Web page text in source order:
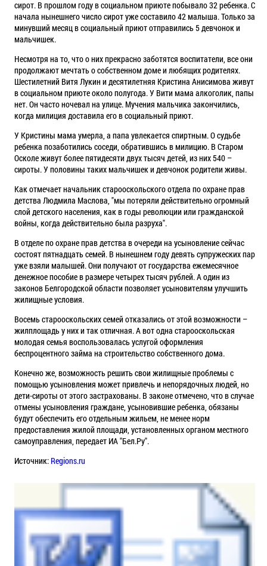
сирот. В прошлом году в социальном приюте побывало 32 ребенка. С
начала нынешнего число сирот уже составило 42 малыша. Только за
минувший месяц в социальный приют отправились 5 девчонок и
мальчишек.
Несмотря на то, что о них прекрасно заботятся воспитатели, все они
продолжают мечтать о собственном доме и любящих родителях.
Шестилетний Витя Лукин и десятилетняя Кристина Анисимова живут
в социальном приюте около полугода. У Вити мама алкоголик, папы
нет. Он часто ночевал на улице. Мучения мальчика закончились,
когда милиция доставила его в социальный приют.
У Кристины мама умерла, а папа увлекается спиртным. О судьбе
ребенка позаботились соседи, обратившись в милицию. В Старом
Осколе живут более пятидесяти двух тысяч детей, из них 540 –
сироты. У половины таких мальчишек и девчонок родители живы.
Как отмечает начальник старооскольского отдела по охране прав
детства Людмила Маслова, "мы потеряли действительно огромный
слой детского населения, как в годы революции или гражданской
войны, когда действительно была разруха".
В отделе по охране прав детства в очереди на усыновление сейчас
состоят пятнадцать семей. В нынешнем году девять супружеских пар
уже взяли малышей. Они получают от государства ежемесячное
денежное пособие в размере четырех тысяч рублей. А один из
законов Белгородской области позволяет усыновителям улучшить
жилищные условия.
Восемь старооскольских семей отказались от этой возможности –
жилплощадь у них и так отличная. А вот одна старооскольская
молодая семья воспользовалась услугой оформления
беспроцентного займа на строительство собственного дома.
Конечно же, возможность решить свои жилищные проблемы с
помощью усыновления может привлечь и непорядочных людей, но
дети-сироты от этого застрахованы. В законе отмечено, что в случае
отмены усыновления граждане, усыновившие ребенка, обязаны
будут обеспечить его отдельным жильем, не менее норм
предоставления жилой площади, установленных органом местного
самоуправления, передает ИА "Бел.Ру".
Источник: Regions.ru